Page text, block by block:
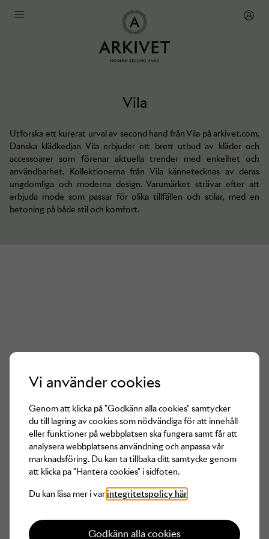
Vila
Utforska ett kurerat urval av second hand från Vila på arkivet.com.
Danska klädkedjan Vila erbjuder ett brett utbud av kläder och
accessoarer som förenar aktuella trender med enkelhet och
användbarhet. Kollektionerna från Vila kännetecknas av deras
ungdomliga och moderna design. Varumärket strävar efter att
erbjuda mode som passar för olika tillfällen och stilar, med en
betoning på både stil och komfort.
Det finns inga produkter av
tillgängliga för tillfället
Vi använder cookies
Genom att klicka på "Godkänn alla cookies" samtycker
du till lagring av cookies som nödvändiga för att innehåll
eller funktioner på webbplatsen ska fungera samt får att
analysera webbplatsens användning och anpassa vår
marknadsföring. Du kan ta tillbaka ditt samtycke genom
att klicka pa "Hantera cookies" i sidfoten.
Du kan läsa mer i var integritetspolicy här
Godkänn alla cookies